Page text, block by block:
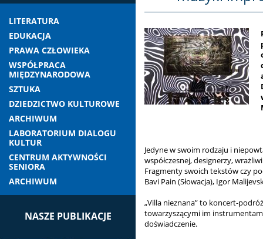
LITERATURA
EDUKACJA
PRAWA CZŁOWIEKA
WSPÓŁPRACA
MIĘDZYNARODOWA
SZTUKA
DZIEDZICTWO KULTUROWE
ARCHIWUM
LABORATORIUM DIALOGU
KULTUR
CENTRUM AKTYWNOŚCI
SENIORA
ARCHIWUM
NASZE PUBLIKACJE
Jedyne w swoim rodzaju i
współczesnej, designerzy,
Fragmenty swoich tekstów czy
Bavi Pain (Słowacja), Igor
„Villa nieznana” to koncert-
towarzyszącymi im
doświadczenie.